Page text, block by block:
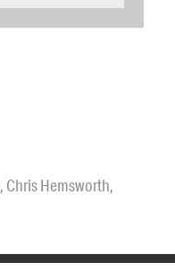
, Chris Hemsworth,